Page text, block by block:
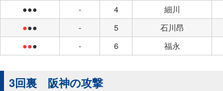
●●● - 4
細川
●●● - 5
石川昂
●●● - 6 福永
3回裏 阪神の攻撃